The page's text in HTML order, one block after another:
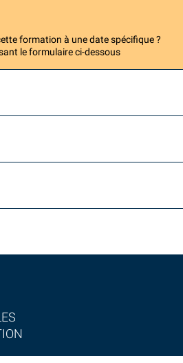
formation à une date spécifique ?
le formulaire ci-dessous